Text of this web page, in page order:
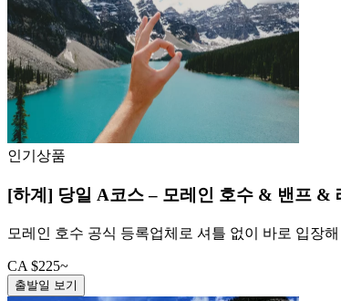
인기상품
[하계] 당일 A코스 – 모레인 호수 & 밴프 &
모레인 호수 공식 등록업체로 셔틀 없이 바로 입장
CA $225~
출발일 보기